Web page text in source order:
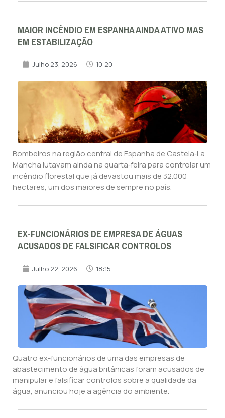
MAIOR INCÊNDIO EM ESPANHA AINDA ATIVO MAS
EM ESTABILIZAÇÃO
Julho 23, 2026 10:20
Bombeiros na região central de Espanha de Castela‑La
Mancha lutavam ainda na quarta‑feira para controlar um
incêndio florestal que já devastou mais de 32.000
hectares, um dos maiores de sempre no país.
EX-FUNCIONÁRIOS DE EMPRESA DE ÁGUAS
ACUSADOS DE FALSIFICAR CONTROLOS
Julho 22, 2026 18:15
Quatro ex-funcionários de uma das empresas de
abastecimento de água britânicas foram acusados de
manipular e falsificar controlos sobre a qualidade da
água, anunciou hoje a agência do ambiente.